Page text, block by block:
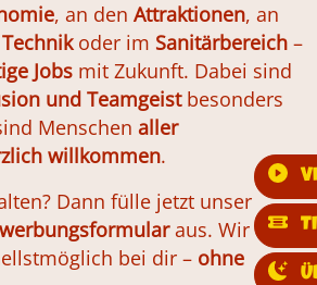
, an den Attraktionen, an
Technikoder im Sanitärbereich –
Jobs mit Zukunft. Dabei sind
und Teamgeistbesonders
Menschen aller
willkommen.
Dann fülle jetzt unser
aus. Wir
bei dir – ohne